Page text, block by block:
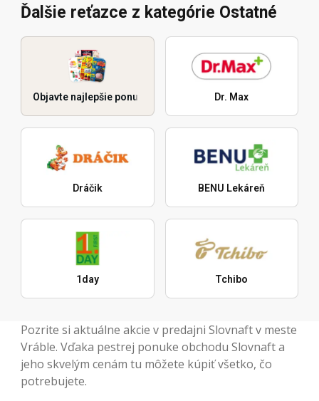
Ďalšie reťazce z kategórie Ostatné
Objavte najlepšie ponuky Dr. Max
Dráčik BENU Lekáreň
1day Tchibo
Pozrite si aktuálne akcie v predajni Slovnaft v meste
Vráble. Vďaka pestrej ponuke obchodu Slovnaft a
jeho skvelým cenám tu môžete kúpiť všetko, čo
potrebujete.